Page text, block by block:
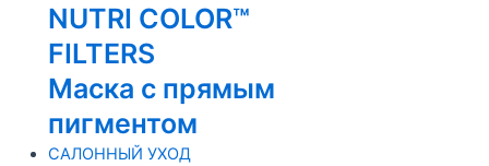
NUTRI COLOR™
FILTERS
Маска с прямым
пигментом
САЛОННЫЙ УХОД